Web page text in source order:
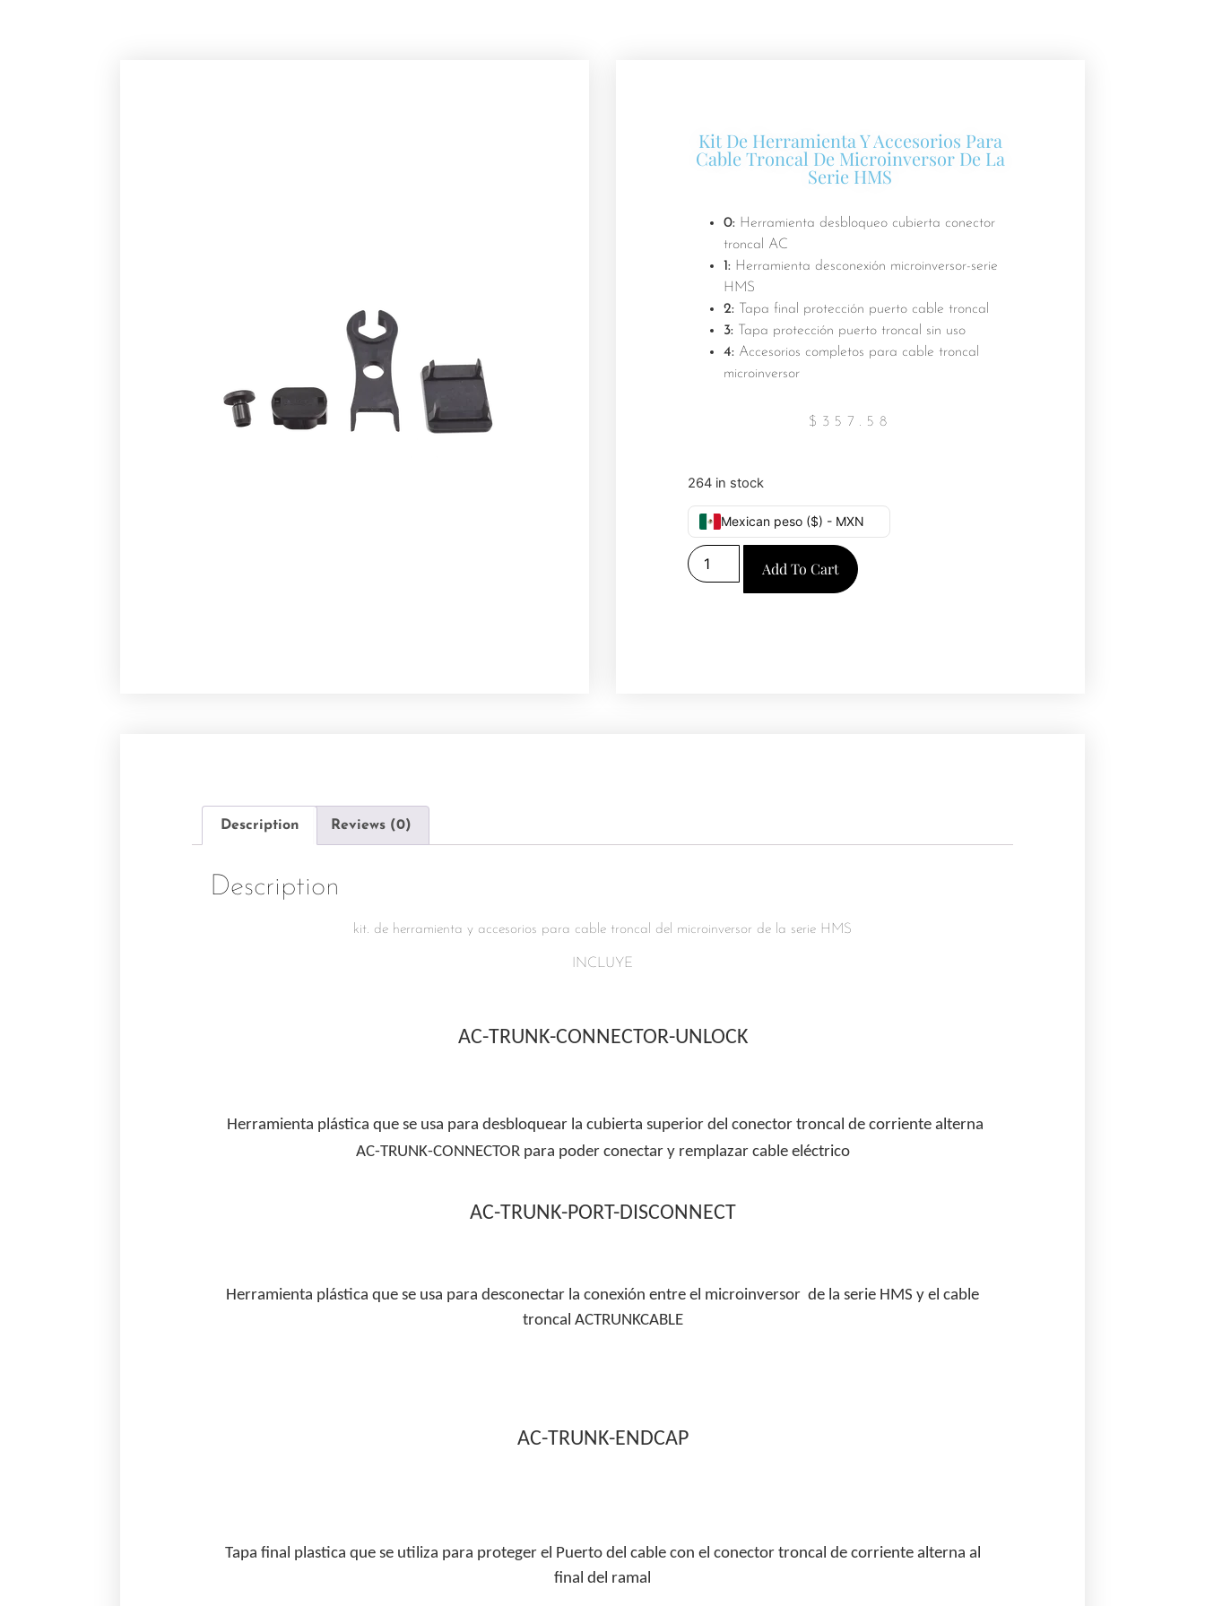
Kit De Herramienta Y Accesorios Para
Cable Troncal De Microinversor De La
Serie HMS
0: Herramienta desbloqueo cubierta conector
troncal AC
1: Herramienta desconexión microinversor-serie
HMS
2: Tapa final protección puerto cable troncal
3: Tapa protección puerto troncal sin uso
4: Accesorios completos para cable troncal
microinversor
$ 357.58
264 in stock
Mexican peso ($) - MXN
Add To Cart
Description Reviews (0)
Description
kit. de herramienta y accesorios para cable troncal del microinversor de la serie HMS
INCLUYE
AC-TRUNK-CONNECTOR-UNLOCK
Herramienta plástica que se usa para desbloquear la cubierta superior del conector troncal de corriente alterna
AC-TRUNK-CONNECTOR para poder conectar y remplazar cable eléctrico
AC-TRUNK-PORT-DISCONNECT
Herramienta plástica que se usa para desconectar la conexión entre el microinversor de la serie HMS y el cable
troncal ACTRUNKCABLE
AC-TRUNK-ENDCAP
Tapa final plastica que se utiliza para proteger el Puerto del cable con el conector troncal de corriente alterna al
final del ramal